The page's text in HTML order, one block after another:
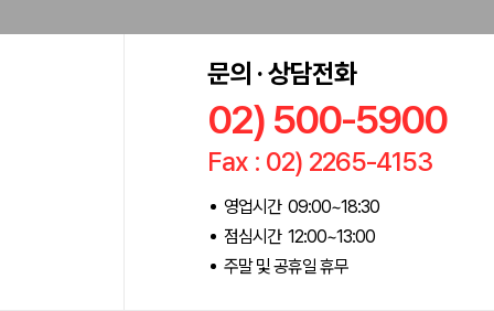
문의 · 상담전화
02) 500-5900
Fax : 02) 2265-4153
영업시간 09:00~18:30
점심시간 12:00~13:00
주말 및 공휴일 휴무